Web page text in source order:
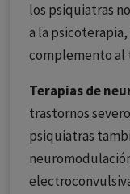
los psiquiatras
a la
complemento al
Terapias de
trastornos
psiquiatras